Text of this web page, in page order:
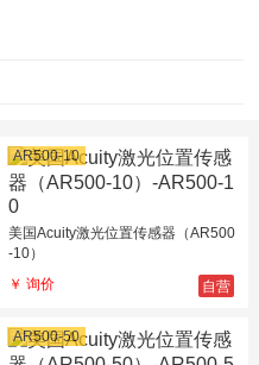
美国Acuity激光位置传感器（AR500
-10）
￥ 询价
自营
AR500-10
AR500-50